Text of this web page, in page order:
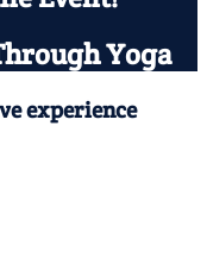
Yoga
experience